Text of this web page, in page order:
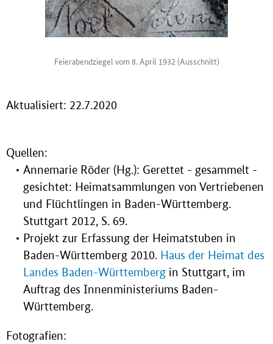
Feierabendziegel vom 8. April 1932 (Ausschnitt)
Aktualisiert: 22.7.2020
Quellen:
Annemarie Röder (Hg.): Gerettet - gesammelt -
gesichtet: Heimatsammlungen von Vertriebenen
und Flüchtlingen in Baden-Württemberg.
Stuttgart 2012, S. 69.
Projekt zur Erfassung der Heimatstuben in
Baden-Württemberg 2010. Haus der Heimat des
Landes Baden-Württemberg in Stuttgart, im
Auftrag des Innenministeriums Baden-
Württemberg.
Fotografien: